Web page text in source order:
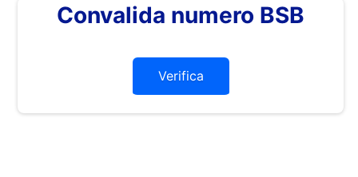
Convalida numero BSB
Verifica